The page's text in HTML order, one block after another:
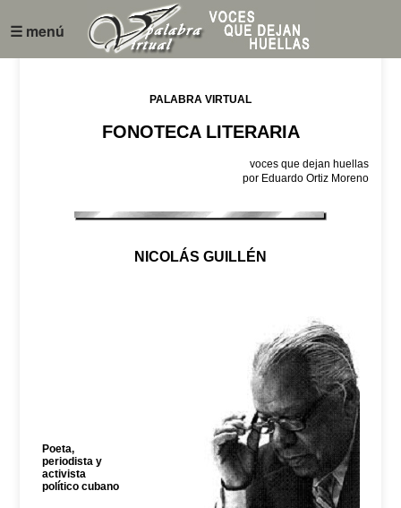
☰ menú
PALABRA VIRTUAL
FONOTECA LITERARIA
voces que dejan huellas
por Eduardo Ortiz Moreno
NICOLÁS GUILLÉN
Poeta,
periodista y
activista
político cubano